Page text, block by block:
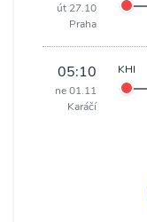
út 27.10
Praha
05:10
ne 01.11
Karáčí
KHI